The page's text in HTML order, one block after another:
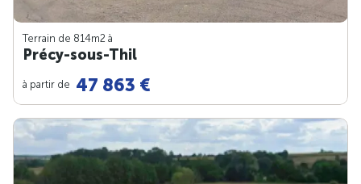
Terrain de 814m2 à
Précy-sous-Thil
à partir de 47 863 €